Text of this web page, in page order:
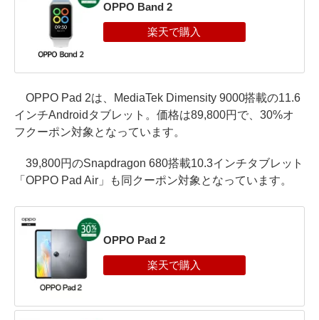
OPPO Band 2
OPPO Pad 2は、MediaTek Dimensity 9000搭載の11.6
インチAndroidタブレット。価格は89,800円で、30%オ
フクーポン対象となっています。
39,800円のSnapdragon 680搭載10.3インチタブレット
「OPPO Pad Air」も同クーポン対象となっています。
OPPO Pad 2